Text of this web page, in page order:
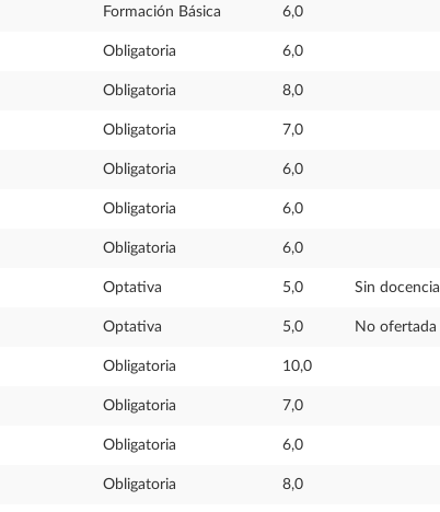
Formación Básica 6,0
Obligatoria 6,0
Obligatoria 8,0
Obligatoria 7,0
Obligatoria 6,0
Obligatoria 6,0
Obligatoria 6,0
Optativa 5,0 Sin docencia
Optativa 5,0 No ofertada
Obligatoria 10,0
Obligatoria 7,0
Obligatoria 6,0
Obligatoria 8,0